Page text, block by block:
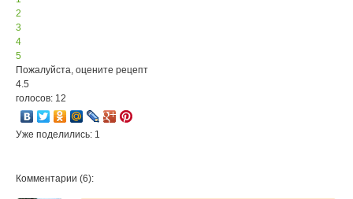
2
3
4
5
Пожалуйста, оцените рецепт
4.5
голосов: 12
Уже поделились: 1
Комментарии (6):